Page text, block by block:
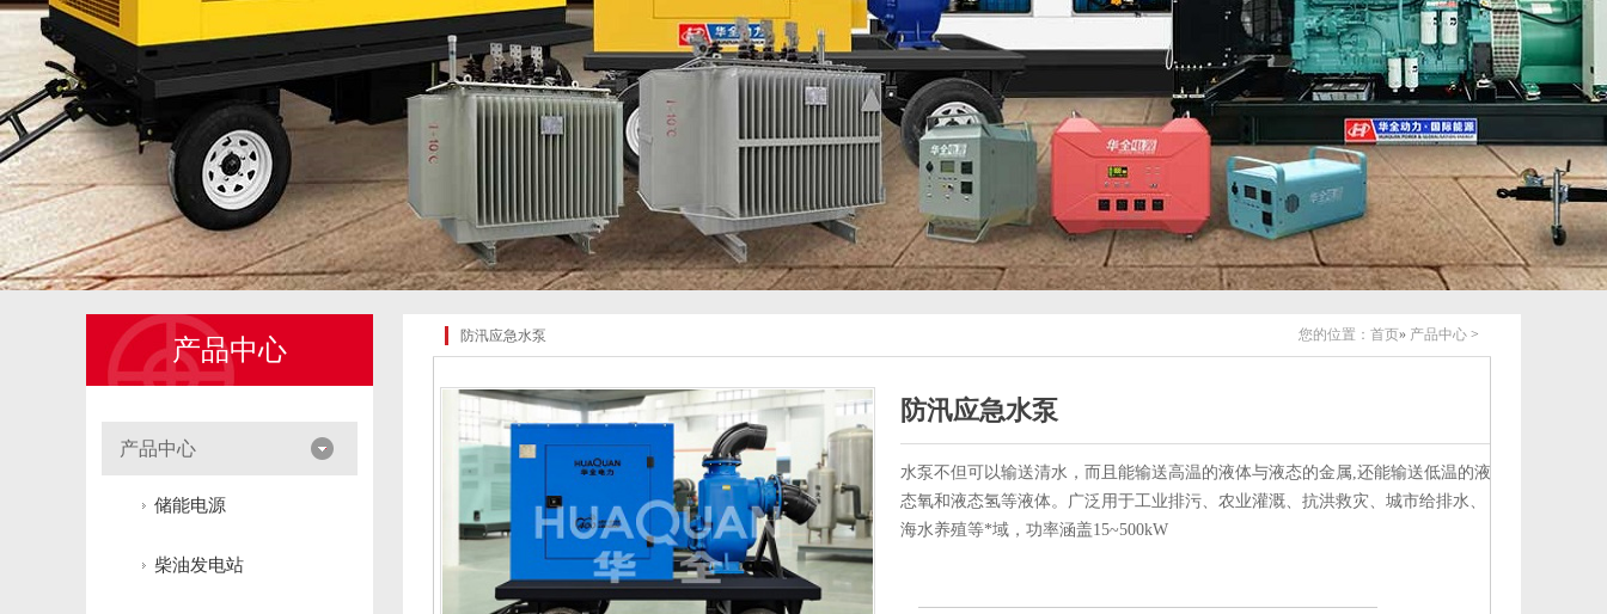
产品中心
产品中心
储能电源
柴油发电站
防汛应急水泵 您的位置： 首页» 产品中心 >
防汛应急水泵
水泵不但可以输送清水，而且能输送高温的液体与液态的金属,还能输送低温的液
态氧和液态氢等液体。广泛用于工业排污、农业灌溉、抗洪救灾、城市给排水、
海水养殖等*域，功率涵盖15~500kW